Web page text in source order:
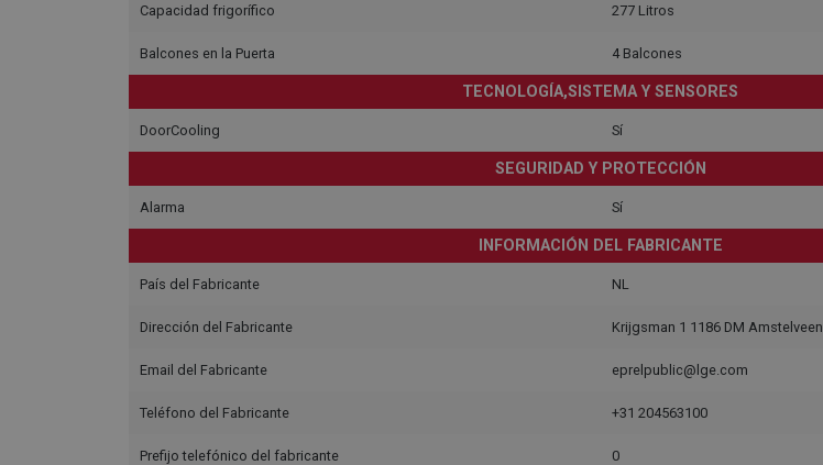
Capacidad frigorífico 277 Litros
Balcones en la Puerta 4 Balcones
TECNOLOGÍA,SISTEMA Y SENSORES
DoorCooling Sí
SEGURIDAD Y PROTECCIÓN
Alarma Sí
INFORMACIÓN DEL FABRICANTE
País del Fabricante NL
Dirección del Fabricante Krijgsman 1 1186 DM Amstelveen
Email del Fabricante eprelpublic@lge.com
Teléfono del Fabricante +31 204563100
Prefijo telefónico del fabricante 0